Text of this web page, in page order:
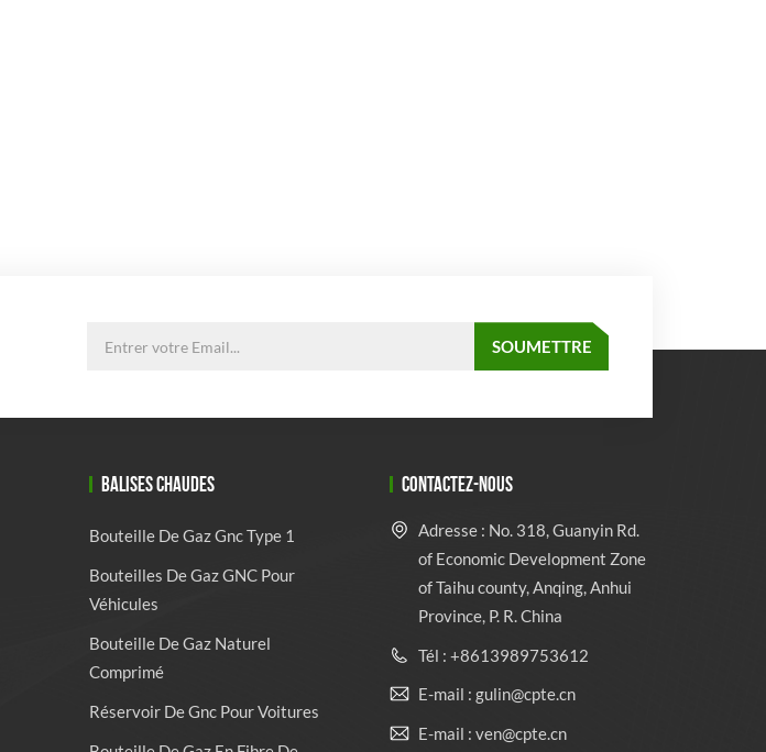
BALISES CHAUDES
Bouteille De Gaz Gnc Type 1
Bouteilles De Gaz GNC Pour
Véhicules
Bouteille De Gaz Naturel
Comprimé
Réservoir De Gnc Pour Voitures
CONTACTEZ-NOUS
Adresse : No. 318, Guanyin Rd.
of Economic Development Zone
of Taihu county, Anqing, Anhui
Province, P. R. China
Tél : +8613989753612
E-mail : gulin@cpte.cn
E-mail : ven@cpte.cn